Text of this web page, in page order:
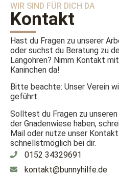
WIR SIND FÜR DICH DA
Kontakt
Hast du Fragen zu unserer
oder suchst du Beratung zu
Langohren? Nimm Kontakt
Kaninchen da!
Bitte beachte: Unser Verein
geführt.
Solltest du Fragen zu
der Gnadenwiese haben,
Mail oder nutze unser
schnellstmöglich bei dir.
0152 34329691
kontakt@bunnyhilfe.de